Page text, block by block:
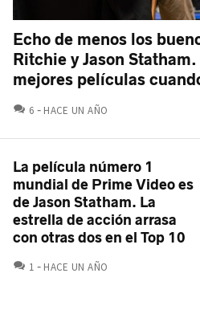
Echo de menos los
Ritchie y Jason
mejores películas
6 COMENTARIOS
HACE UN AÑO
La película número 1
mundial de Prime Video es
de Jason Statham. La
estrella de acción arrasa
con otras dos en el Top 10
1 COMENTARIOS
HACE UN AÑO